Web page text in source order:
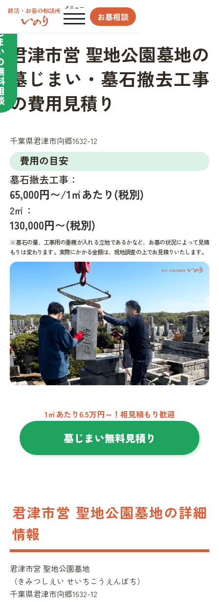
メニュー
お墓相談
君津市営 聖地公園墓地の
墓じまい・墓石撤去工事
の費用見積り
千葉県君津市向郷1632-12
費用の目安
墓石撤去工事：
65,000円〜/1㎡あたり(税別)
2㎡：
130,000円〜(税別)
※墓石の量、工事用の重機が入れる立地であるかなど、お墓の状況によって見積
もりは変わります。実際にかかる金額は、現地調査の上でお見積りいたします。
1㎡あたり6.5万円～！相見積もり歓迎
墓じまい無料見積り
君津市営 聖地公園墓地の詳細
情報
君津市営 聖地公園墓地
（きみつしえい せいちこうえんぼち）
千葉県君津市向郷1632-12